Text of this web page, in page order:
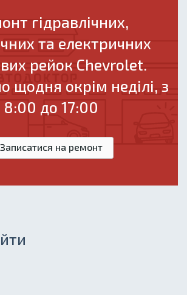
гідравлічних,
та електричних
рейок Chevrolet.
щодня окрім неділі, з
8:00 до 17:00
Записатися на ремонт